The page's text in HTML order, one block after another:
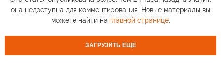
она недоступна для комментирования. Новые материалы вы
можете найти на главной странице.
ЗАГРУЗИТЬ ЕЩЕ